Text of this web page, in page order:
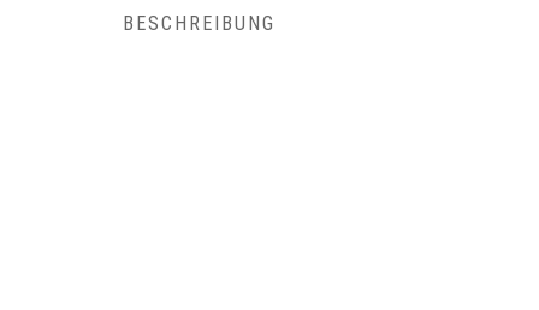
BESCHREIBUNG